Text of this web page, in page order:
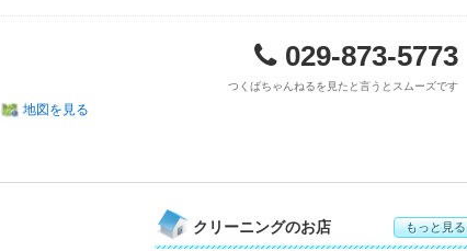
内
索
029-873-5773
つくばちゃんねるを見たと言うとスムーズです
地図を見る
クリーニングのお店 もっと見る